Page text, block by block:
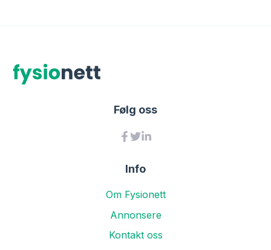
Følg oss
Info
Om Fysionett
Annonsere
Kontakt oss